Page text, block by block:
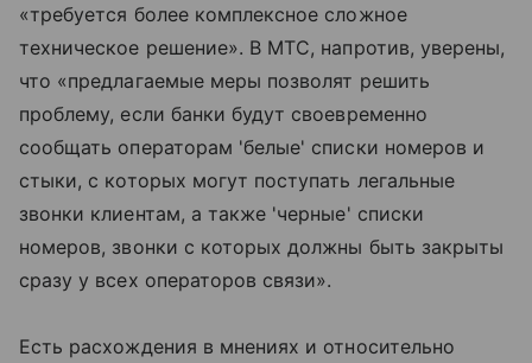
«требуется более комплексное сложное
техническое решение». В МТС, напротив, уверены,
что «предлагаемые меры позволят решить
проблему, если банки будут своевременно
сообщать операторам 'белые' списки номеров и
стыки, с которых могут поступать легальные
звонки клиентам, а также 'черные' списки
номеров, звонки с которых должны быть закрыты
сразу у всех операторов связи».
Есть расхождения в мнениях и относительно